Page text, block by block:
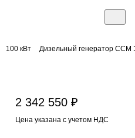
100 кВт Дизельный генератор
2 342 550 ₽
Цена указана с учетом НДС